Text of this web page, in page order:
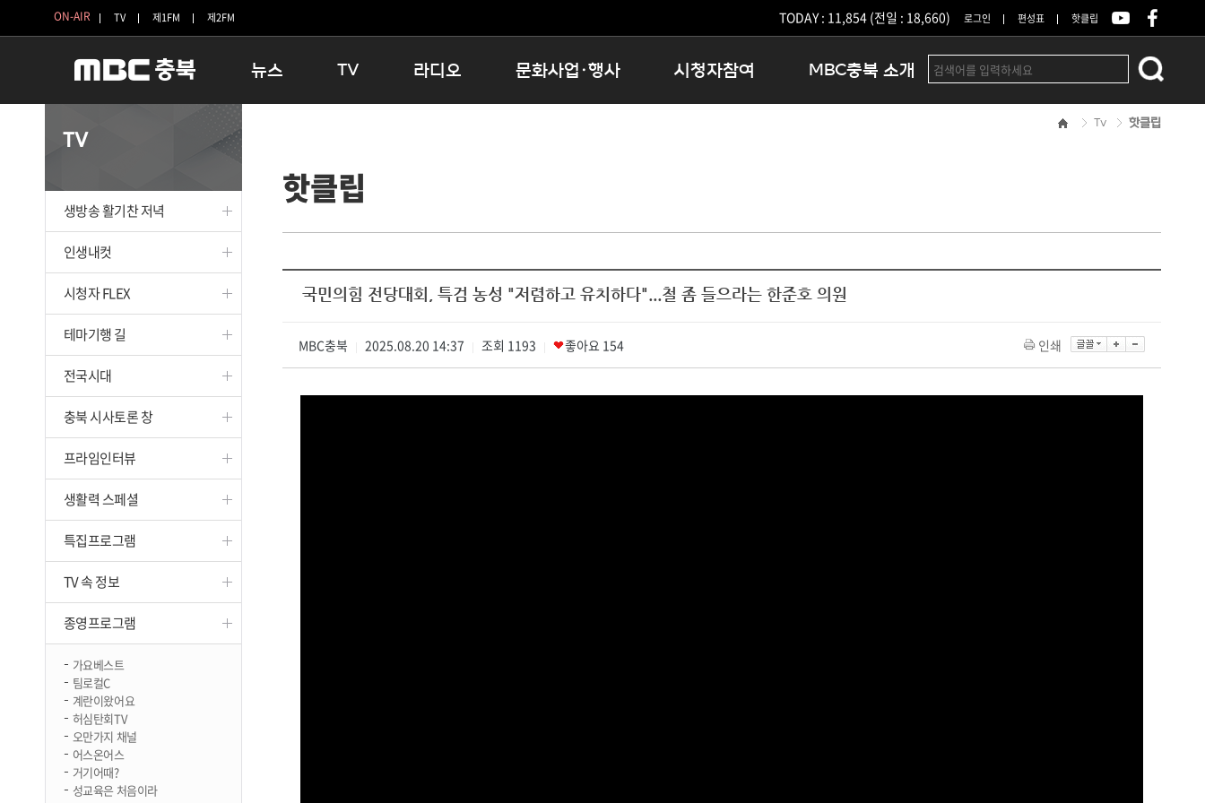
ON-AIR TV 제1FM 제2FM TODAY : 11,854 (전일 : 18,660) 로그인 편성표 핫클립
뉴스
보은
옥천
TV
인생내컷
테마기행 길
시청자 FLEX
특집프로그램
종영프로그램
라디오 문화사업·행사
충청북도 음식문화페스타
청원생명쌀 대청호마라톤
로컬 콘텐츠 Hub
문화행사 아카이빙
시청자참여 MBC충북 소개
오시는길
결산공고
TV
생방송 활기찬 저녁
인생내컷
시청자 FLEX
테마기행 길
전국시대
충북 시사토론 창
프라임인터뷰
생활력 스페셜
특집프로그램
TV 속 정보
종영프로그램
가요베스트
팀로컬C
계란이왔어요
허심탄회TV
오만가지 채널
어스온어스
거기어때?
성교육은 처음이라
Tv 핫클립
핫클립
국민의힘 전당대회, 특검 농성 "저렴하고 유치하다"...철 좀 들으라는 한준호 의원
MBC충북 2025.08.20 14:37 조회 1193 좋아요 154 인쇄